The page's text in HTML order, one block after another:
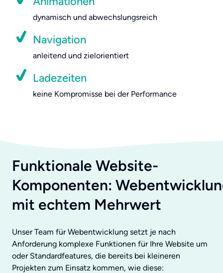
dynamisch und abwechslungsreich
Navigation
anleitend und zielorientiert
Ladezeiten
keine Kompromisse bei der Performance
Funktionale Website-
Komponenten:
mit echtem Mehrwert
Unser Team für Webentwicklung setzt je nach
Anforderung komplexe Funktionen für Ihre Website um
oder Standardfeatures, die bereits bei kleineren
Projekten zum Einsatz kommen, wie diese: